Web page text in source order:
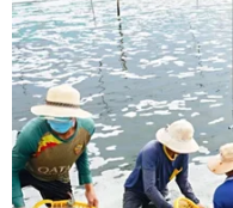
TIN CÙNG
Ghe gỗ phát nổ trên
khiến một người thiệt
08/08/2026 04:44